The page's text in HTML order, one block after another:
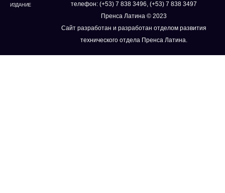
ИЗДАНИЕ
телефон: (+53) 7 838 3496, (+53) 7 838 3497
Пренса Латина © 2023
Сайт разработан и разработан отделом развития
технического отдела Пренса Латина.